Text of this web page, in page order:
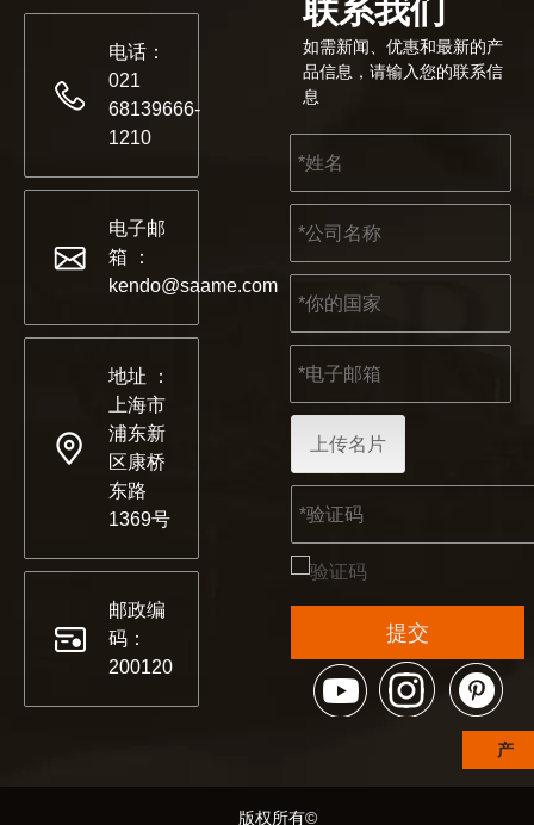
电话：
021
68139666-
1210
电子邮
箱 ：
kendo@saame.com
地址 ：
上海市
浦东新
区康桥
东路
1369号
邮政编
码：
200120
如需新闻、优惠和最新的产
品信息，请输入您的联系信
息
上传名片
提交
产
© 版权所有©